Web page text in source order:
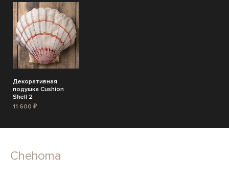
Декоративная
подушка Cushion
Shell 2
11 600 ₽
Chehoma